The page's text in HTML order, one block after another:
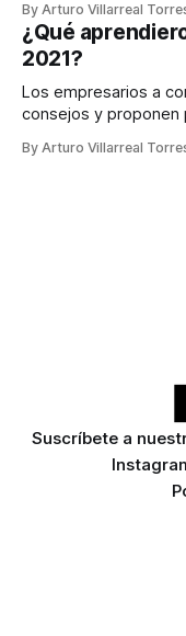
continuar el legado
By Arturo Villarreal
¿Qué
2021?
Los empresarios a
consejos y proponen
By Arturo Villarreal
Suscríbete a